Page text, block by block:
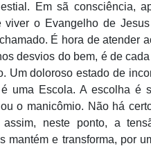
Em sã consciência,
viver o Evangelho de
É hora de atender
desvios do bem, é de
Um doloroso estado de
uma Escola. A escolha é
o manicômio. Não há
neste ponto, a
mantém e transforma, por